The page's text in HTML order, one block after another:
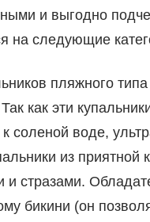
и выгодно
на следующие
пляжного
как эти
соленой воде,
из
и стразами.
бикини (он